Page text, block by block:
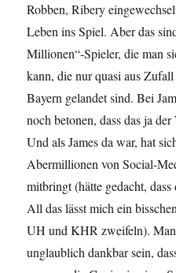
Robben, Ribery
Leben ins Spiel. Aber das
Millionen“-Spieler, die man
kann, die nur quasi aus
Bayern gelandet sind. Bei
noch betonen, dass das ja
Und als James da war, hat
Abermillionen von Social-
mitbringt (hätte gedacht,
All das lässt mich ein
UH und KHR zweifeln).
unglaublich dankbar sein,